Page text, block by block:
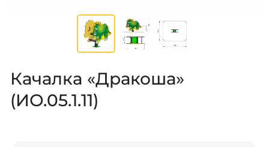
Качалка «Дракоша»
(ИО.05.1.11)